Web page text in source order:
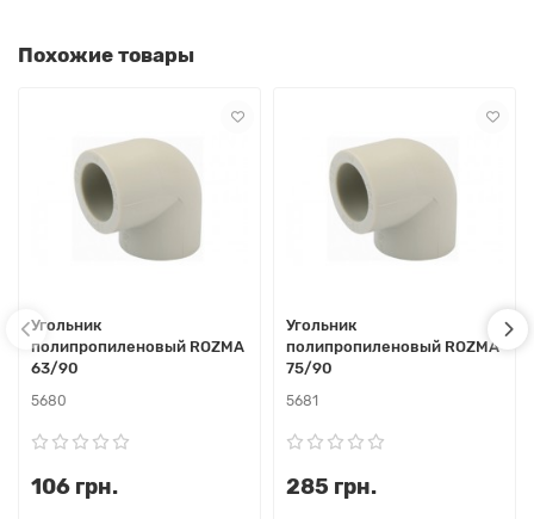
Похожие товары
Угольник
полипропиленовый ROZMA
63/90
5680
106 грн.
Угольник
полипропиленовый ROZMA
75/90
5681
285 грн.